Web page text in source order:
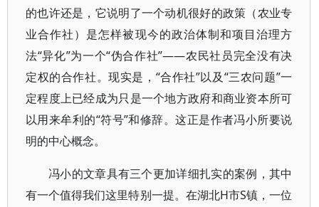
的也许还是，它说明了一个动机很好的政策（农业专
业合作社）是怎样被现今的政治体制和项目治理方
法“异化”为一个“伪合作社”——农民社员完全没有决
定权的合作社。现实是，“合作社”以及“三农问题”一
定程度上已经成为只是一个地方政府和商业资本所可
以用来牟利的“符号”和修辞。这正是作者冯小所要说
明的中心概念。
冯小的文章具有三个更加详细扎实的案例，其中
有一个值得我们这里特别一提。在湖北H市S镇，一位